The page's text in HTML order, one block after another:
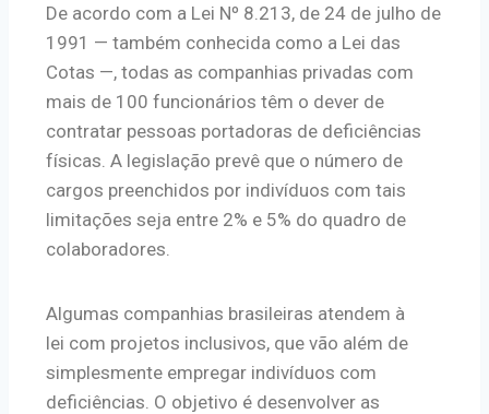
De acordo com a Lei Nº 8.213, de 24 de julho de
1991 — também conhecida como a Lei das
Cotas —, todas as companhias privadas com
mais de 100 funcionários têm o dever de
contratar pessoas portadoras de deficiências
físicas. A legislação prevê que o número de
cargos preenchidos por indivíduos com tais
limitações seja entre 2% e 5% do quadro de
colaboradores.
Algumas companhias brasileiras atendem à
lei com projetos inclusivos, que vão além de
simplesmente empregar indivíduos com
deficiências. O objetivo é desenvolver as